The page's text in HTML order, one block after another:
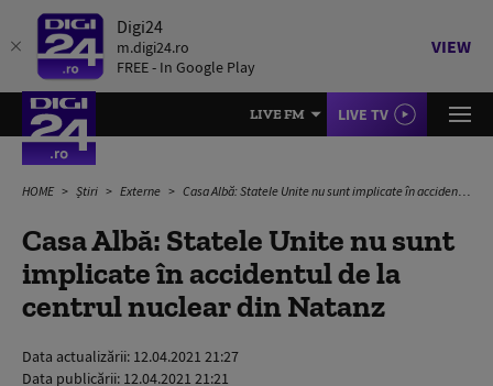
Digi24
m.digi24.ro
FREE - In Google Play
VIEW
LIVE FM LIVE TV
HOME Știri Externe Casa Albă: Statele Unite nu sunt implicate în accidentul de la centrul nuclear din Natanz
Casa Albă: Statele Unite nu sunt
implicate în accidentul de la
centrul nuclear din Natanz
Data actualizării: 12.04.2021 21:27
Data publicării: 12.04.2021 21:21